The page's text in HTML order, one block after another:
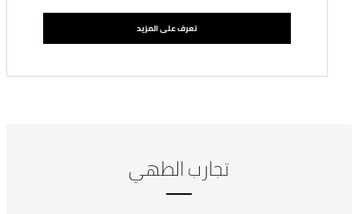
تعرف على المزيد
تجارب الطهي